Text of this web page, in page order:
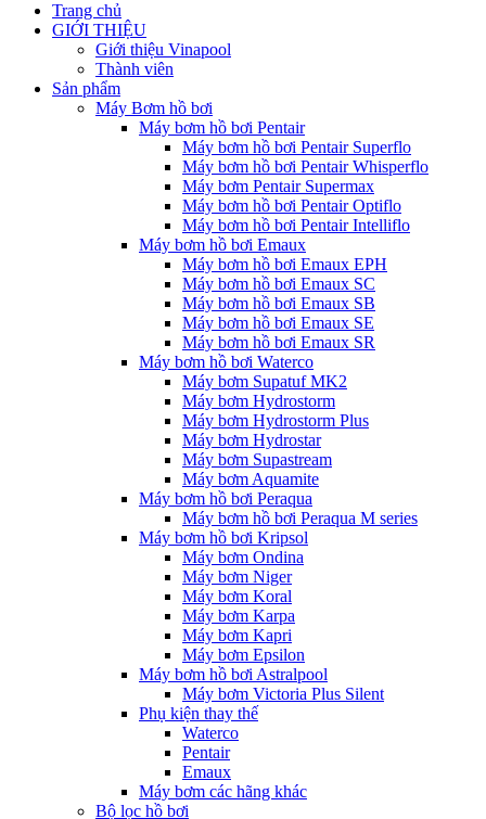
Trang chủ
GIỚI THIỆU
Giới thiệu Vinapool
Thành viên
Sản phẩm
Máy Bơm hồ bơi
Máy bơm hồ bơi Pentair
Máy bơm hồ bơi Pentair Superflo
Máy bơm hồ bơi Pentair Whisperflo
Máy bơm Pentair Supermax
Máy bơm hồ bơi Pentair Optiflo
Máy bơm hồ bơi Pentair Intelliflo
Máy bơm hồ bơi Emaux
Máy bơm hồ bơi Emaux EPH
Máy bơm hồ bơi Emaux SC
Máy bơm hồ bơi Emaux SB
Máy bơm hồ bơi Emaux SE
Máy bơm hồ bơi Emaux SR
Máy bơm hồ bơi Waterco
Máy bơm Supatuf MK2
Máy bơm Hydrostorm
Máy bơm Hydrostorm Plus
Máy bơm Hydrostar
Máy bơm Supastream
Máy bơm Aquamite
Máy bơm hồ bơi Peraqua
Máy bơm hồ bơi Peraqua M series
Máy bơm hồ bơi Kripsol
Máy bơm Ondina
Máy bơm Niger
Máy bơm Koral
Máy bơm Karpa
Máy bơm Kapri
Máy bơm Epsilon
Máy bơm hồ bơi Astralpool
Máy bơm Victoria Plus Silent
Phụ kiện thay thế
Waterco
Pentair
Emaux
Máy bơm các hãng khác
Bộ lọc hồ bơi